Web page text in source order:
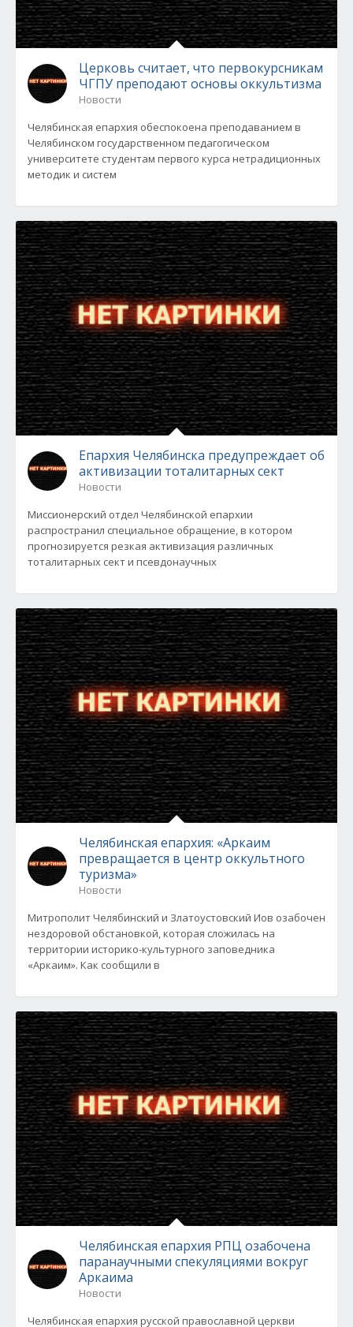
Церковь считает, что первокурсникам
ЧГПУ преподают основы оккультизма
Новости
Челябинская епархия обеспокоена преподаванием в
Челябинском государственном педагогическом
университете студентам первого курса нетрадиционных
методик и систем
Епархия Челябинска предупреждает об
активизации тоталитарных сект
Новости
Миссионерский отдел Челябинской епархии
распространил специальное обращение, в котором
прогнозируется резкая активизация различных
тоталитарных сект и псевдонаучных
Челябинская епархия: «Аркаим
превращается в центр оккультного
туризма»
Новости
Митрополит Челябинский и Златоустовский Иов озабочен
нездоровой обстановкой, которая сложилась на
территории историко-культурного заповедника
«Аркаим». Как сообщили в
Челябинская епархия РПЦ озабочена
паранаучными спекуляциями вокруг
Аркаима
Новости
Челябинская епархия русской православной церкви